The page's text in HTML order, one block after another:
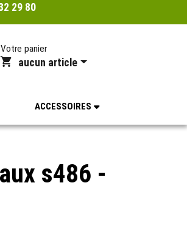
29 80
Votre panier
aucun article
ACCESSOIRES
s486 -